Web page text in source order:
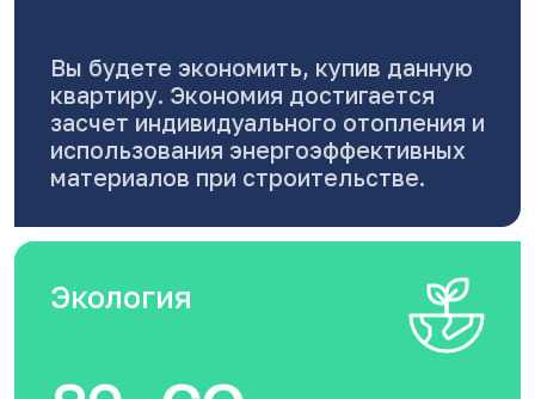
Вы будете экономить, купив данную
квартиру. Экономия достигается
засчет индивидуального отопления и
использования энергоэффективных
материалов при строительстве.
Экология